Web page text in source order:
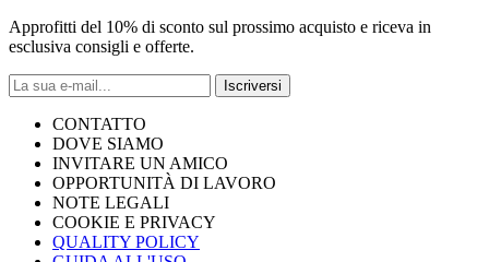
Approfitti del 10% di sconto sul prossimo acquisto e riceva in
esclusiva consigli e offerte.
Iscriversi
CONTATTO
DOVE SIAMO
INVITARE UN AMICO
OPPORTUNITÀ DI LAVORO
NOTE LEGALI
COOKIE E PRIVACY
QUALITY POLICY